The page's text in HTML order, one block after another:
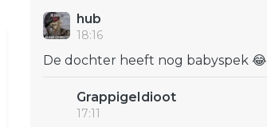
hub
18:16
De dochter heeft nog babyspek 😂
GrappigeIdioot
17:11